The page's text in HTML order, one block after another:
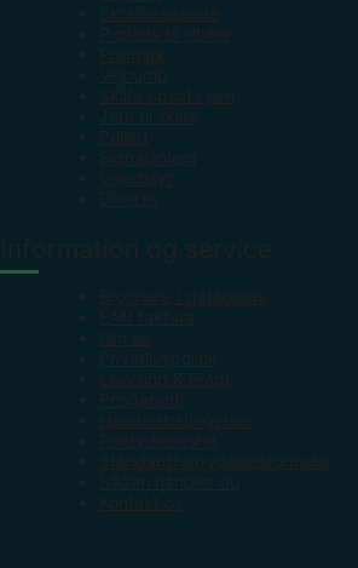
Skraldespande
P-plads til elbiler
Premark
Vejbump
Skilte opsat i jern
Jern til skilte
Pullert
Signalanlæg
Vejudstyr
Diverse
Information og service
Brochure / datablade
EAN faktura
Om os
Privatlivspolitik
Levering & Fragt
Prisgaranti
Handelsbetingelser
Fortrydelsesret
Standardfortrydelsesformular
Sådan handler du
Kontakt os